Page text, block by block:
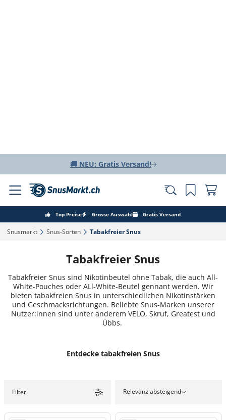
🚚 NEU: Gratis Versand!
Top Preise Grosse Auswahl Gratis Versand
Snusmarkt‎ Snus-Sorten‎ Tabakfreier Snus‎
Tabakfreier Snus
Tabakfreier Snus sind Nikotinbeutel ohne Tabak, die auch All-
White-Pouches oder ALl-White-Beutel gennantwerden. Wir
bieten tabakfreien Snus in unterschiedlichen Nikotinstärken
und Geschmacksrichtungen. Beliebte Snus-Marken unserer
Nutzer:innen sind unter anderem VELO, Skruf, Greatest und
Übbs.
Entdecke tabakfreien Snus
Filter Relevanz absteigend